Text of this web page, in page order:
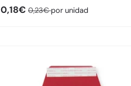
Precio de venta
0,18€ Precio normal
0,23€por unidad